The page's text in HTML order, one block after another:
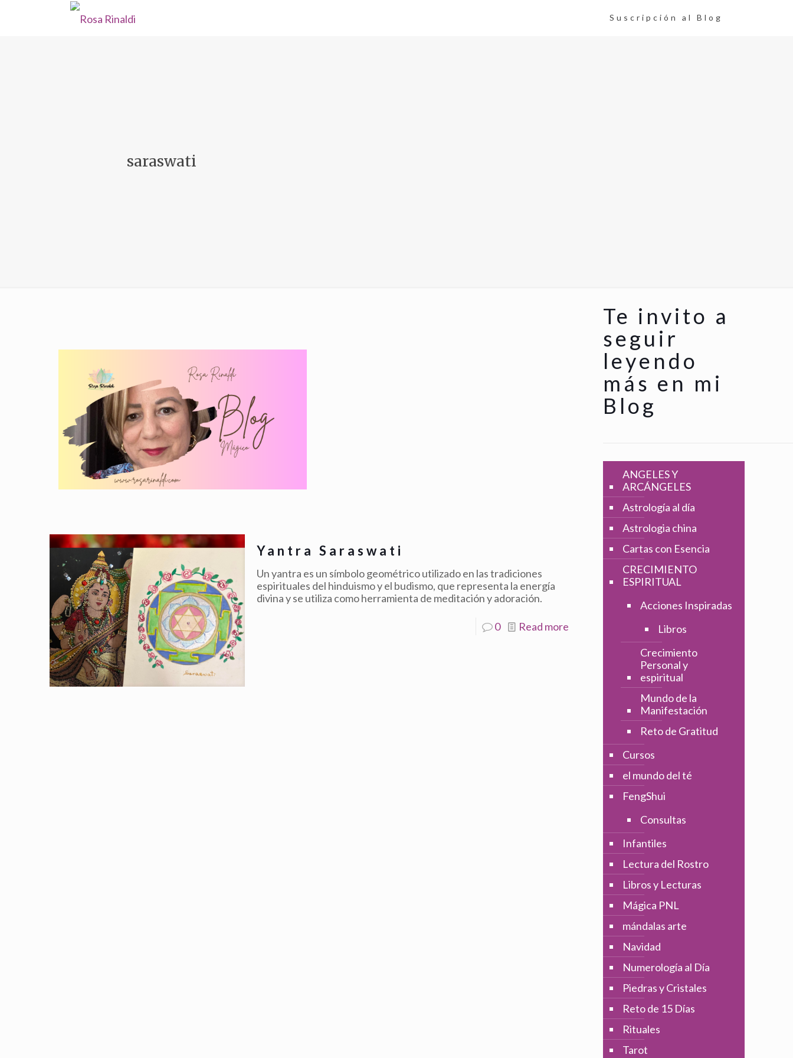
Suscripción al Blog
saraswati
Yantra Saraswati
Un yantra es un símbolo geométrico utilizado en las tradiciones
espirituales del hinduismo y el budismo, que representa la energía
divina y se utiliza como herramienta de meditación y adoración.
0 Read more
Te invito a
seguir
leyendo
más en mi
Blog
ANGELES Y
ARCÁNGELES
Astrología al día
Astrologia china
Cartas con Esencia
CRECIMIENTO
ESPIRITUAL
Acciones Inspiradas
Libros
Crecimiento
Personal y
espiritual
Mundo de la
Manifestación
Reto de Gratitud
Cursos
el mundo del té
FengShui
Consultas
Infantiles
Lectura del Rostro
Libros y Lecturas
Mágica PNL
mándalas arte
Navidad
Numerología al Día
Piedras y Cristales
Reto de 15 Días
Rituales
Tarot